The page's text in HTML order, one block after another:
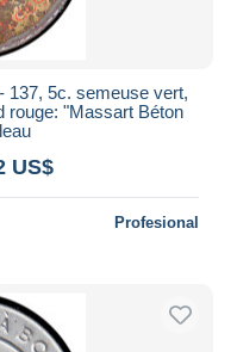
137, 5c. semeuse vert,
rouge: "Massart Béton
US$
Profesional